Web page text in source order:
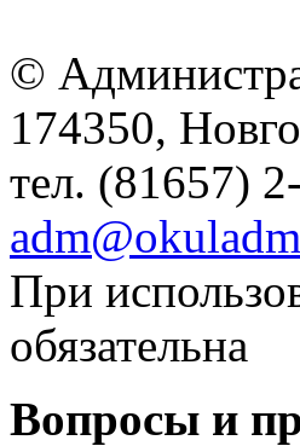
©
174350,
тел. (81657)
При
обязательна
Вопросы и